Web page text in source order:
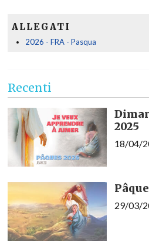
ALLEGATI
2026 - FRA - Pasqua
Recenti
2025
18/04/
29/03/